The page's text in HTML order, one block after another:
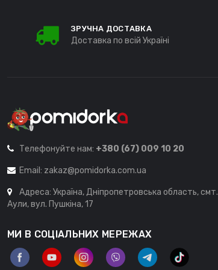
ЗРУЧНА ДОСТАВКА
Доставка по всій Україні
Телефонуйте нам: +380 (67) 009 10 20
Email: zakaz@pomidorka.com.ua
Адреса: Україна, Дніпропетровська область, смт.
Аули, вул. Пушкіна, 17
МИ В СОЦІАЛЬНИХ МЕРЕЖАХ